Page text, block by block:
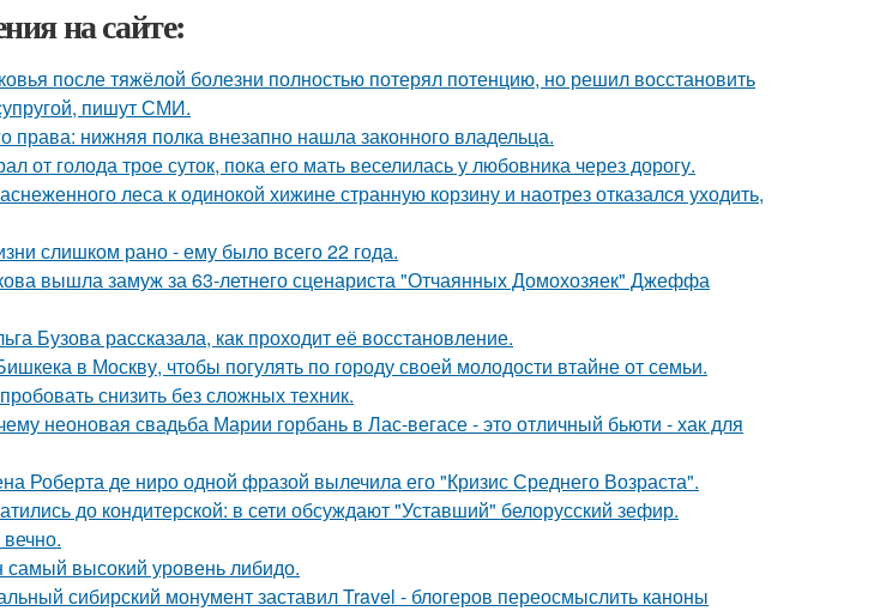
на сайте:
после тяжёлой болезни полностью потерял потенцию, но решил восстановить
пишут СМИ.
права: нижняя полка внезапно нашла законного владельца.
от голода трое суток, пока его мать веселилась у любовника через дорогу.
леса к одинокой хижине странную корзину и наотрез отказался уходить,
слишком рано - ему было всего 22 года.
вышла замуж за 63-летнего сценариста "Отчаянных Домохозяек" Джеффа
Бузова рассказала, как проходит её восстановление.
в Москву, чтобы погулять по городу своей молодости втайне от семьи.
снизить без сложных техник.
неоновая свадьба Марии горбань в Лас-вегасе - это отличный бьюти - хак для
Роберта де ниро одной фразой вылечила его "Кризис Среднего Возраста".
до кондитерской: в сети обсуждают "Уставший" белорусский зефир.
высокий уровень либидо.
сибирский монумент заставил Travel - блогеров переосмыслить каноны